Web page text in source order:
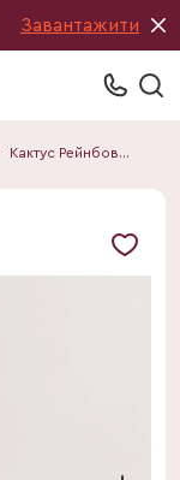
Завантажити
Кактус Рейнбов "Zuil" Спешл